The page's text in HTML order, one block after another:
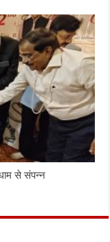
से संपन्न